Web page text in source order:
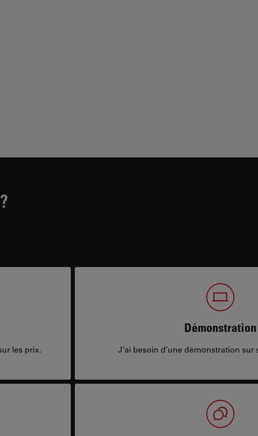
les prix.
Démonstration
J’ai besoin d’une démonstration sur